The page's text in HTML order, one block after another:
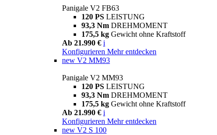
Panigale V2 FB63
120 PS LEISTUNG
93,3 Nm DREHMOMENT
175,5 kg Gewicht ohne Kraftstoff
Ab 21.990 € i
Konfigurieren Mehr entdecken
new V2 MM93
Panigale V2 MM93
120 PS LEISTUNG
93,3 Nm DREHMOMENT
175,5 kg Gewicht ohne Kraftstoff
Ab 21.990 € i
Konfigurieren Mehr entdecken
new V2 S 100